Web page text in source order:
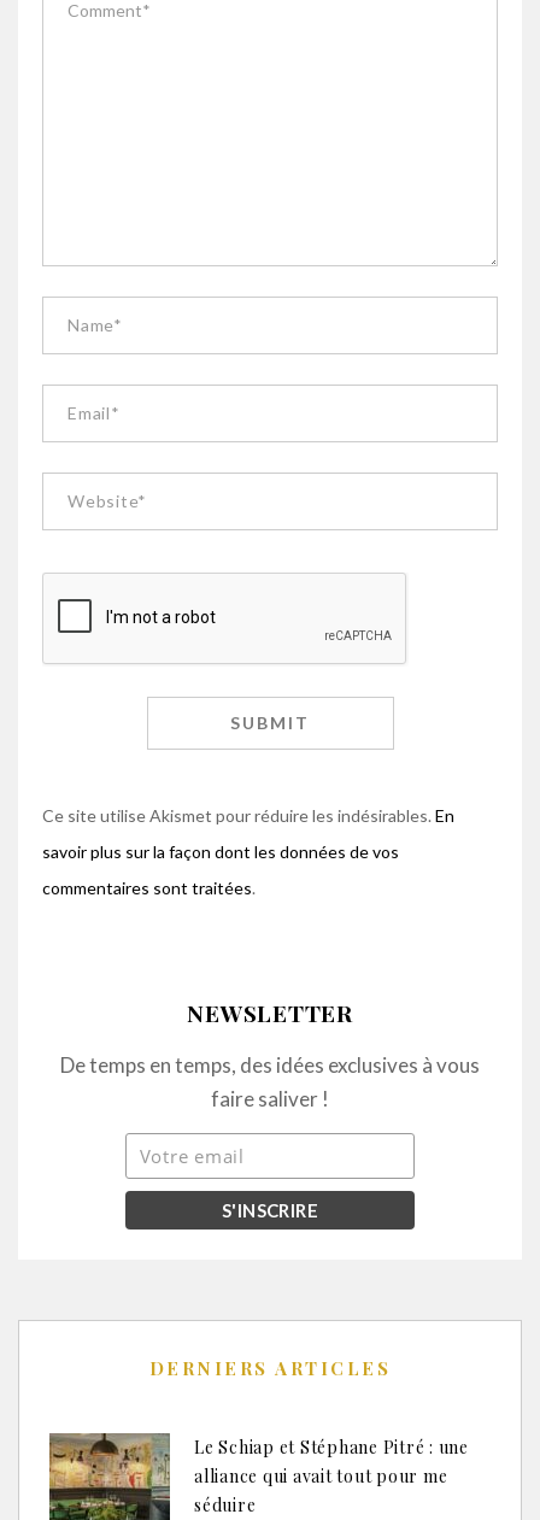
Ce site utilise Akismet pour réduire les indésirables. En
savoir plus sur la façon dont les données de vos
commentaires sont traitées.
NEWSLETTER
De temps en temps, des idées exclusives à vous
faire saliver !
DERNIERS ARTICLES
Le Schiap et Stéphane Pitré : une
alliance qui avait tout pour me
séduire